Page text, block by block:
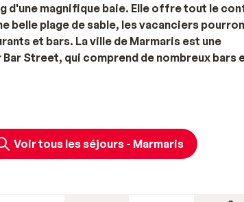
d'une magnifique baie. Elle offre tout le
belle plage de sable, les vacanciers
et bars. La ville de Marmaris est une
Street, qui comprend de nombreux bars
: jetez un œil à notre sélection de
Bazar, le port et la rue piétonne mais aussi
Voir tous les séjours - Marmaris